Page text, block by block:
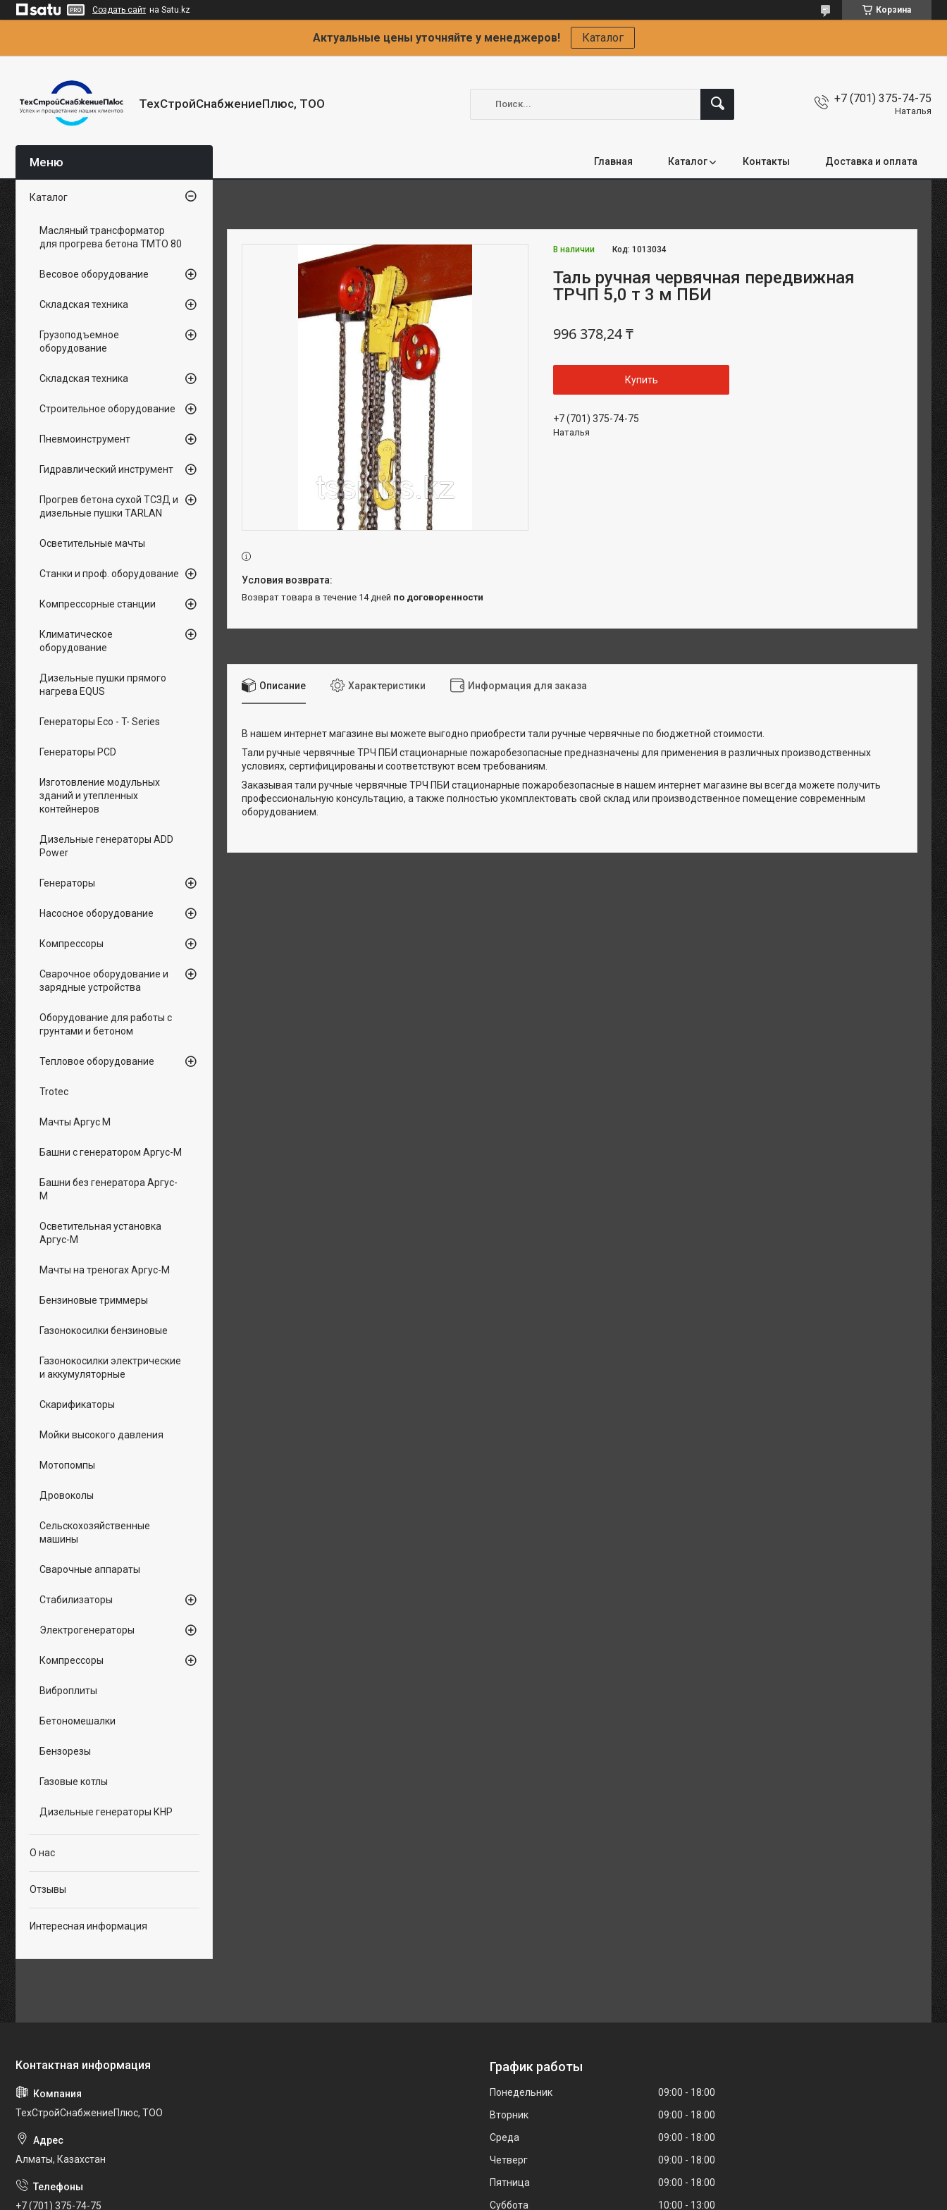
Создать сайт на Satu.kz Корзина
Актуальные цены уточняйте у менеджеров! Каталог
ТехСтройСнабжениеПлюс, ТОО +7 (701) 375-74-75
Наталья
Главная Каталог Контакты Доставка и оплата
В наличии Код:1013034
Таль ручная червячная передвижная
ТРЧП 5,0 т 3 м ПБИ
996 378,24 ₸
Купить
+7 (701) 375-74-75
Наталья
возврат товара в течение 14 дней по договоренности
Описание Характеристики Информация для заказа
В нашем интернет магазине вы можете выгодно приобрести тали ручные червячные по бюджетной стоимости.
Тали ручные червячные ТРЧ ПБИ стационарные пожаробезопасные предназначены для применения в различных производственных
условиях, сертифицированы и соответствуют всем требованиям.
Заказывая тали ручные червячные ТРЧ ПБИ стационарные пожаробезопасные в нашем интернет магазине вы всегда можете получить
профессиональную консультацию, а также полностью укомплектовать свой склад или производственное помещение современным
оборудованием.
Каталог
Масляный трансформатор
для прогрева бетона ТМТО 80
Весовое оборудование
Складская техника
Грузоподъемное
оборудование
Складская техника
Строительное оборудование
Пневмоинструмент
Гидравлический инструмент
Прогрев бетона сухой ТСЗД и
дизельные пушки TARLAN
Осветительные мачты
Станки и проф. оборудование
Компрессорные станции
Климатическое
оборудование
Дизельные пушки прямого
нагрева EQUS
Генераторы Eco - T- Series
Генераторы PCD
Изготовление модульных
зданий и утепленных
контейнеров
Дизельные генераторы ADD
Power
Генераторы
Насосное оборудование
Компрессоры
Сварочное оборудование и
зарядные устройства
Оборудование для работы с
грунтами и бетоном
Тепловое оборудование
Trotec
Мачты Аргус М
Башни с генератором Аргус-М
Башни без генератора Аргус-
М
Осветительная установка
Аргус-М
Мачты на треногах Аргус-М
Бензиновые триммеры
Газонокосилки бензиновые
Газонокосилки электрические
и аккумуляторные
Скарификаторы
Мойки высокого давления
Мотопомпы
Дровоколы
Сельскохозяйственные
машины
Сварочные аппараты
Стабилизаторы
Электрогенераторы
Компрессоры
Виброплиты
Бетономешалки
Бензорезы
Газовые котлы
Дизельные генераторы КНР
О нас
Отзывы
Интересная информация
ТехСтройСнабжениеПлюс, ТОО
Алматы, Казахстан
+7 (701) 375-74-75
График работы
Понедельник 09:00
18:00
Вторник
09:00
18:00
Среда
09:00
18:00
Четверг
09:00
18:00
Пятница
09:00
18:00
Суббота
10:00 13:00